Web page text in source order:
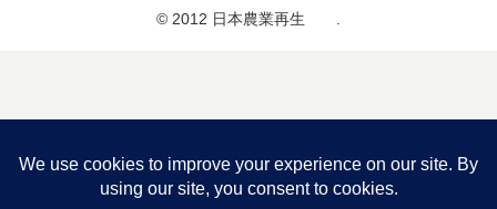
© 2012 日本農業再生 .